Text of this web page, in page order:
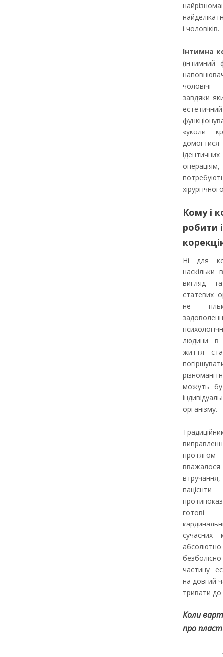
і чоловіків.
Інтимна
(інтимний
чоловічі
завдяки
«уколи
Кому і
робити
Ні для
наскільки
вигляд та
статевих
не
людини в
життя
можуть
організму.
готові
сучасних
частину
на довгий
тривати
Коли
про